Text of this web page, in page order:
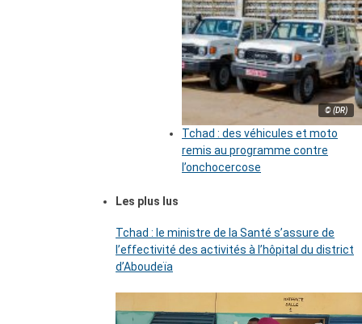
© (DR)
Tchad : des véhicules et moto
remis au programme contre
l’onchocercose
Les plus lus
Tchad : le ministre de la Santé s’assure de
l’effectivité des activités à l’hôpital du district
d’Aboudeïa